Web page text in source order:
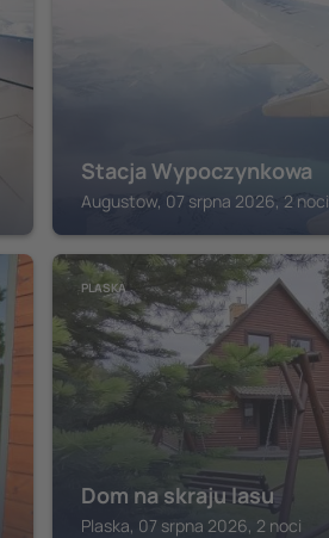
Stacja Wypoczynkowa
Augustow, 07 srpna 2026, 2 noci
PLASKA
Dom na skraju lasu
Plaska, 07 srpna 2026, 2 noci